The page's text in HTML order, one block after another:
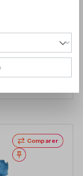
Comparer
Noter